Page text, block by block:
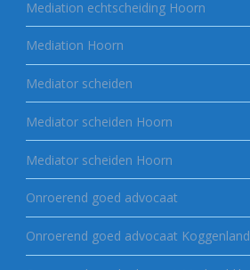
Mediation echtscheiding Hoorn
Mediation Hoorn
Mediator scheiden
Mediator scheiden Hoorn
Mediator scheiden Hoorn
Onroerend goed advocaat
Onroerend goed advocaat Koggenland